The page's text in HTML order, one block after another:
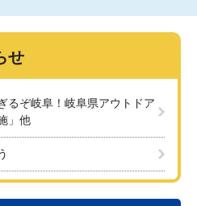
せ
るぞ岐阜！岐阜県アウトドア
」他